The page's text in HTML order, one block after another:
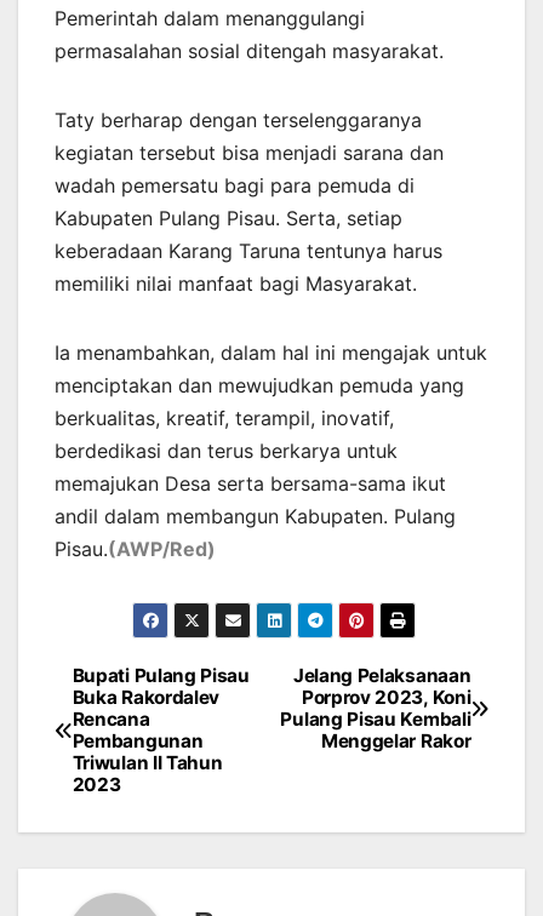
Pemerintah dalam menanggulangi
permasalahan sosial ditengah masyarakat.
Taty berharap dengan terselenggaranya
kegiatan tersebut bisa menjadi sarana dan
wadah pemersatu bagi para pemuda di
Kabupaten Pulang Pisau. Serta, setiap
keberadaan Karang Taruna tentunya harus
memiliki nilai manfaat bagi Masyarakat.
Ia menambahkan, dalam hal ini mengajak untuk
menciptakan dan mewujudkan pemuda yang
berkualitas, kreatif, terampil, inovatif,
berdedikasi dan terus berkarya untuk
memajukan Desa serta bersama-sama ikut
andil dalam membangun Kabupaten. Pulang
Pisau.(AWP/Red)
Post
navigation
Jelang Pelaksanaan
Porprov 2023, Koni
Pulang Pisau Kembali
Menggelar Rakor
Bupati Pulang Pisau
Buka Rakordalev
Rencana
Pembangunan
Triwulan II Tahun
2023